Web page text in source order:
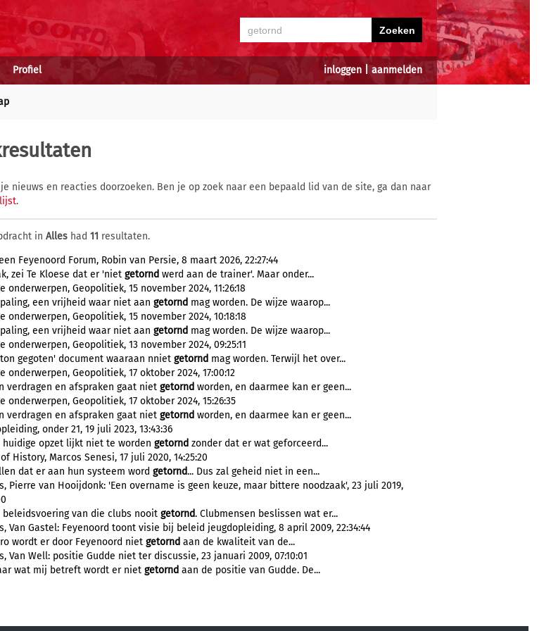
inloggen aanmelden
Profiel
nieuws en reacties doorzoeken. Ben je op zoek naar een bepaald lid van de site, ga dan naar
.
in Alles had 11 resultaten.
Feyenoord Forum, Robin van Persie, 8 maart 2026, 22:27:44
zei Te Kloese dat er 'niet getornd werd aan de trainer'. Maar onder...
onderwerpen, Geopolitiek, 15 november 2024, 11:26:18
een vrijheid waar niet aan getornd mag worden. De wijze waarop...
onderwerpen, Geopolitiek, 15 november 2024, 10:18:18
een vrijheid waar niet aan getornd mag worden. De wijze waarop...
onderwerpen, Geopolitiek, 13 november 2024, 09:25:11
gegoten' document waaraan nniet getornd mag worden. Terwijl het over...
onderwerpen, Geopolitiek, 17 oktober 2024, 17:00:12
verdragen en afspraken gaat niet getornd worden, en daarmee kan er geen...
onderwerpen, Geopolitiek, 17 oktober 2024, 15:26:35
verdragen en afspraken gaat niet getornd worden, en daarmee kan er geen...
onder 21, 19 juli 2023, 13:43:36
huidige opzet lijkt niet te worden getornd zonder dat er wat geforceerd...
History, Marcos Senesi, 17 juli 2020, 14:25:20
dat er aan hun systeem word getornd... Dus zal geheid niet in een...
Pierre van Hooijdonk: 'Een overname is geen keuze, maar bittere noodzaak', 23 juli 2019,
beleidsvoering van die clubs nooit getornd. Clubmensen beslissen wat er...
Van Gastel: Feyenoord toont visie bij beleid jeugdopleiding, 8 april 2009, 22:34:44
wordt er door Feyenoord niet getornd aan de kwaliteit van de...
Van Well: positie Gudde niet ter discussie, 23 januari 2009, 07:10:01
wat mij betreft wordt er niet getornd aan de positie van Gudde. De...